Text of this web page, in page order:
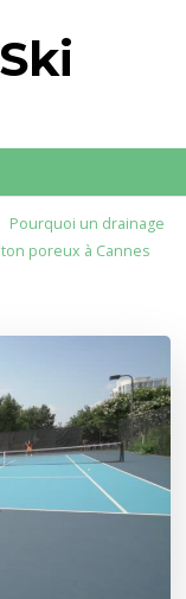
Pourquoi un drainage
poreux à Cannes